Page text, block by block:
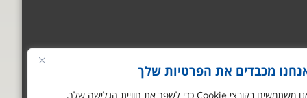
מכבדים את הפרטיות שלך
אנו משתמשים בקובצי Cookie כדי לשפר את חוויית הגלישה שלך,
שלום אני הצ'אטבוט של